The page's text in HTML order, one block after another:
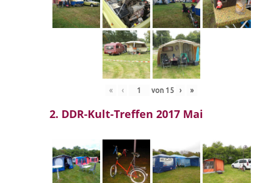
« ‹ von 15 › »
2. DDR-Kult-Treffen 2017 Mai